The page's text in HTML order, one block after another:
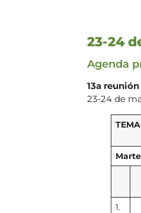
23-24
Agenda
13a
23-24 de
1.